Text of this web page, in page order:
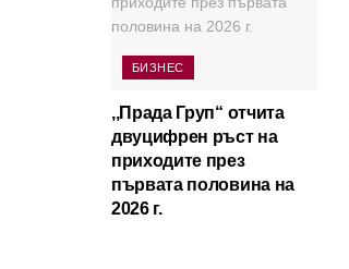
БИЗНЕС
,,Прада Груп“ отчита
двуцифрен ръст на
приходите през
първата половина на
2026 г.